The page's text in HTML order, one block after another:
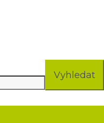
Vyhledat